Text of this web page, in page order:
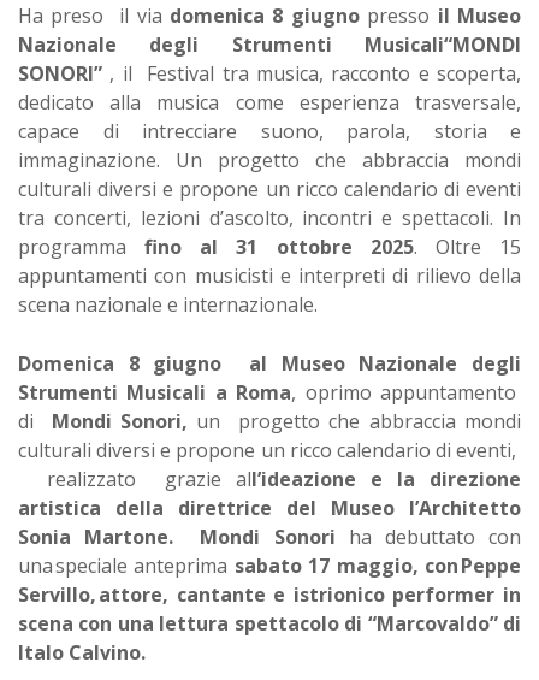
Ha preso il via domenica 8 giugnopresso il Museo
Nazionale degli Strumenti Musicali“MONDI
SONORI” , il Festival tra musica, racconto e scoperta,
dedicato alla musica come esperienza trasversale,
capace di intrecciare suono, parola, storia e
immaginazione. Un progetto che abbraccia mondi
culturali diversi e propone un ricco calendario di eventi
tra concerti, lezioni d’ascolto, incontri e spettacoli. In
programmafino al 31 ottobre 2025. Oltre 15
appuntamenti con musicisti e interpreti di rilievo della
scena nazionale e internazionale.
Domenica 8 giugno al Museo Nazionale degli
Strumenti Musicali a Roma, oprimo appuntamento
di Mondi Sonori, un progetto che abbraccia mondi
culturali diversi e propone un ricco calendario di eventi,
realizzato grazie all’ideazione e la direzione
artistica della direttrice del Museo l’Architetto
Sonia Martone.
Mondi Sonori ha debuttato con
una speciale anteprima sabato 17 maggio, con Peppe
Servillo, attore, cantante e istrionico performer in
scena con una lettura spettacolo di “Marcovaldo” di
Italo Calvino.